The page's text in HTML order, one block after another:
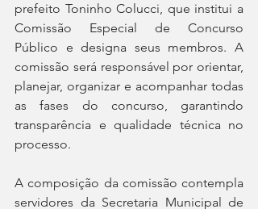
prefeito Toninho Colucci, que institui a
Comissão Especial de Concurso
Público e designa seus membros. A
comissão será responsável por orientar,
planejar, organizar e acompanhar todas
as fases do concurso, garantindo
transparência e qualidade técnica no
processo.
A composição da comissão contempla
servidores da Secretaria Municipal de